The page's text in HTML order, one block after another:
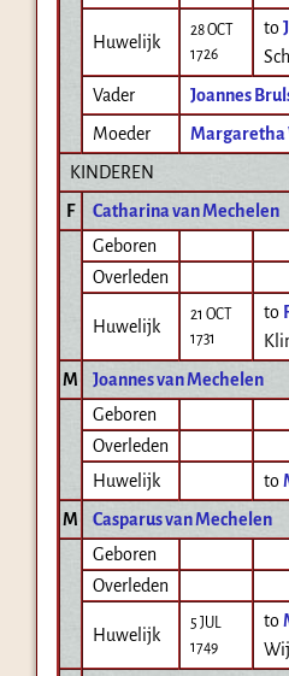
Huwelijk
28 OCT
1726
to
Vader
Joannes
Moeder
Margaretha
KINDEREN
F
Catharina van Mechelen
Geboren
Overleden
Huwelijk
21 OCT
1731
to
M
Joannes van Mechelen
Geboren
Overleden
Huwelijk
to
M
Casparus van Mechelen
Geboren
Overleden
Huwelijk
5 JUL
1749
to